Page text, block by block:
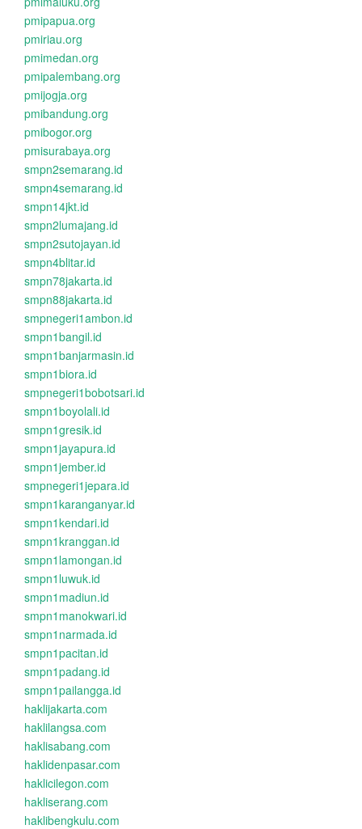
pmipapua.org
pmiriau.org
pmimedan.org
pmipalembang.org
pmijogja.org
pmibandung.org
pmibogor.org
pmisurabaya.org
smpn2semarang.id
smpn4semarang.id
smpn14jkt.id
smpn2lumajang.id
smpn2sutojayan.id
smpn4blitar.id
smpn78jakarta.id
smpn88jakarta.id
smpnegeri1ambon.id
smpn1bangil.id
smpn1banjarmasin.id
smpn1biora.id
smpnegeri1bobotsari.id
smpn1boyolali.id
smpn1gresik.id
smpn1jayapura.id
smpn1jember.id
smpnegeri1jepara.id
smpn1karanganyar.id
smpn1kendari.id
smpn1kranggan.id
smpn1lamongan.id
smpn1luwuk.id
smpn1madiun.id
smpn1manokwari.id
smpn1narmada.id
smpn1pacitan.id
smpn1padang.id
smpn1pailangga.id
haklijakarta.com
haklilangsa.com
haklisabang.com
haklidenpasar.com
haklicilegon.com
hakliserang.com
haklibengkulu.com